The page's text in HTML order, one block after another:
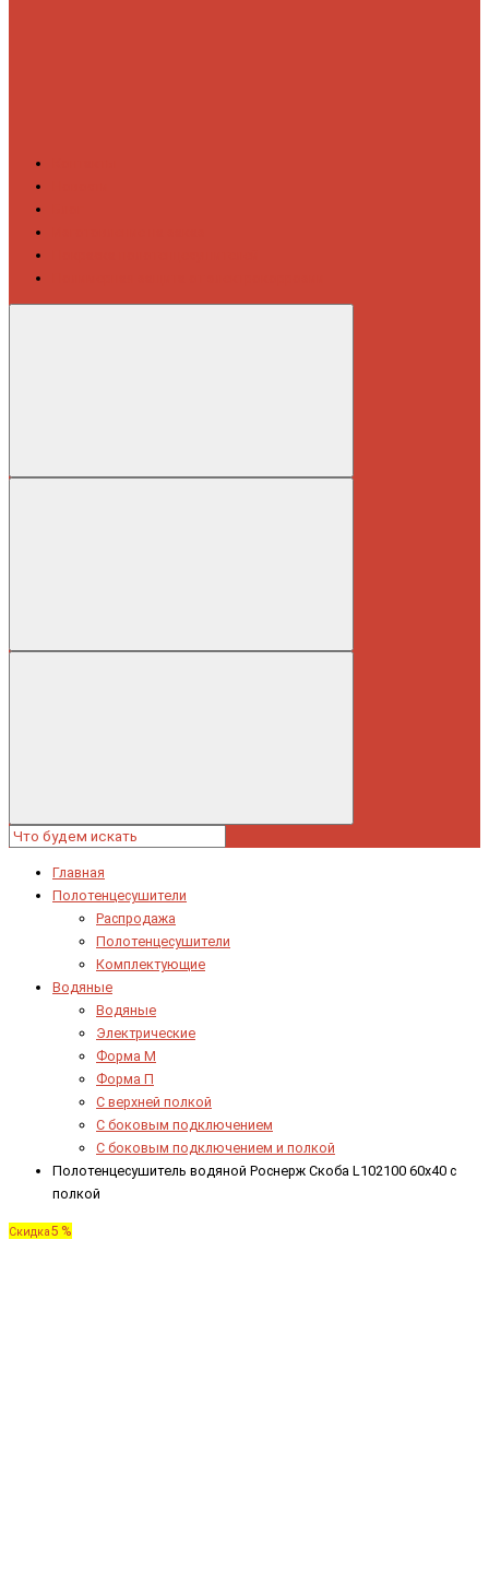
Главная
Полотенцесушители
Распродажа
Полотенцесушители
Комплектующие
Водяные
Водяные
Электрические
Форма М
Форма П
C верхней полкой
C боковым подключением
C боковым подключением и полкой
Полотенцесушитель водяной Роснерж Скоба L102100 60x40 с
полкой
Скидка5 %